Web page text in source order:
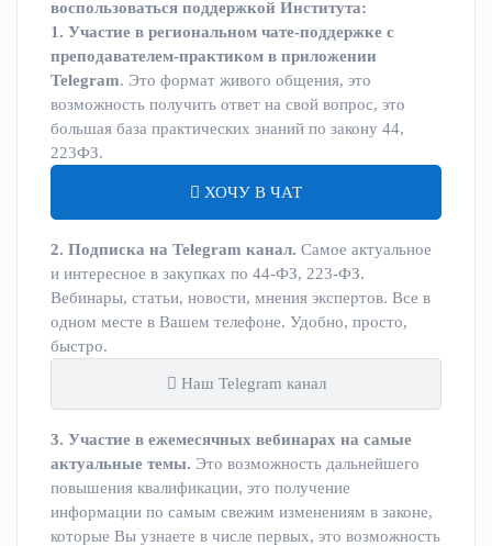
воспользоваться поддержкой Института:
1. Участие в региональном чате-поддержке с
преподавателем-практиком в приложении
Telegram. Это формат живого общения, это
возможность получить ответ на свой вопрос, это
большая база практических знаний по закону 44,
223ФЗ.
ХОЧУ В ЧАТ
2. Подписка на Telegram канал. Самое актуальное
и интересное в закупках по 44-ФЗ, 223-ФЗ.
Вебинары, статьи, новости, мнения экспертов. Все в
одном месте в Вашем телефоне. Удобно, просто,
быстро.
Наш Telegram канал
3. Участие в ежемесячных вебинарах на самые
актуальные темы. Это возможность дальнейшего
повышения квалификации, это получение
информации по самым свежим изменениям в законе,
которые Вы узнаете в числе первых, это возможность